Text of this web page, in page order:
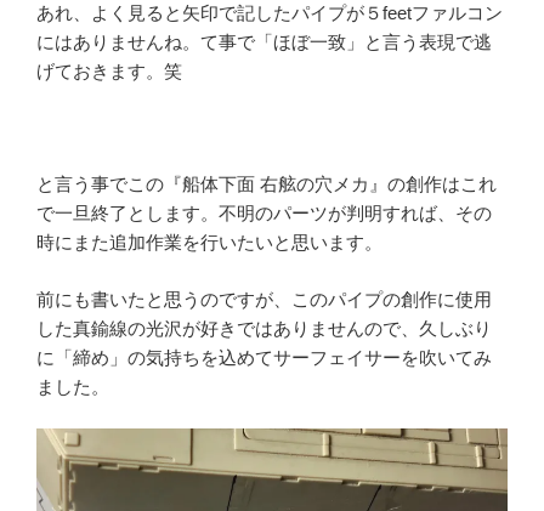
あれ、よく見ると矢印で記したパイプが５feetファルコン
にはありませんね。て事で「ほぼ一致」と言う表現で逃
げておきます。笑
と言う事でこの『船体下面 右舷の穴メカ』の創作はこれ
で一旦終了とします。不明のパーツが判明すれば、その
時にまた追加作業を行いたいと思います。
前にも書いたと思うのですが、このパイプの創作に使用
した真鍮線の光沢が好きではありませんので、久しぶり
に「締め」の気持ちを込めてサーフェイサーを吹いてみ
ました。